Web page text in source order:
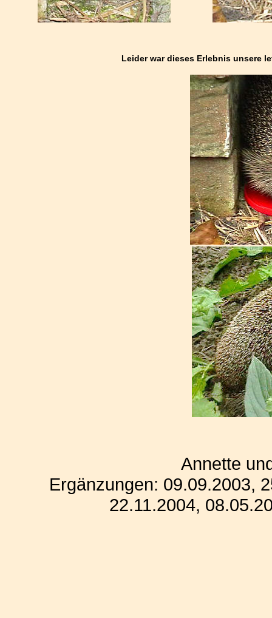
Leider war dieses Erlebnis unsere
Annette
Ergänzungen: 09.09.2003,
22.11.2004,